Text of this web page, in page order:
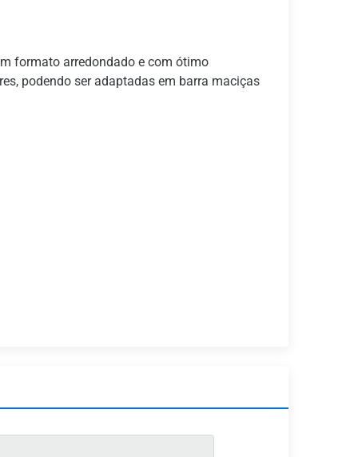
formato arredondado e com ótimo
podendo ser adaptadas em barra maciças